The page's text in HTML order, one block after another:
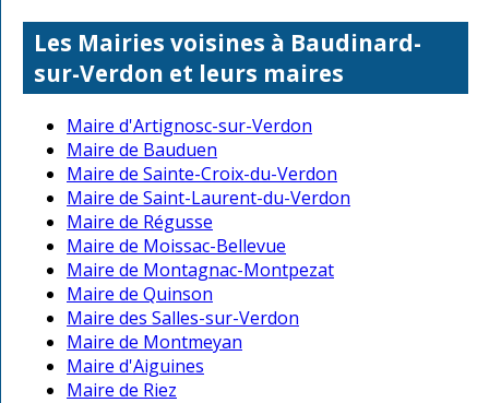
Les Mairies voisines à Baudinard-
sur-Verdon et leurs maires
Maire d'Artignosc-sur-Verdon
Maire de Bauduen
Maire de Sainte-Croix-du-Verdon
Maire de Saint-Laurent-du-Verdon
Maire de Régusse
Maire de Moissac-Bellevue
Maire de Montagnac-Montpezat
Maire de Quinson
Maire des Salles-sur-Verdon
Maire de Montmeyan
Maire d'Aiguines
Maire de Riez